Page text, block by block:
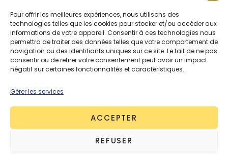
Pour offrir les meilleures expériences, nous utilisons des
technologies telles que les cookies pour stocker et/ou accéder aux
informations de votre appareil. Consentir à ces technologies nous
permettra de traiter des données telles que votre comportement de
navigation ou des identifiants uniques sur ce site. Le fait de ne pas
consentir ou de retirer votre consentement peut avoir un impact
négatif sur certaines fonctionnalités et caractéristiques.
Gérer les services
ACCEPTER
REFUSER
ateliers de réparations favoris pour customiser ou
réparer vos paires fétiches.
Les 11 ateliers de réparation et de
personnalisation de chaussures et
Les baskets